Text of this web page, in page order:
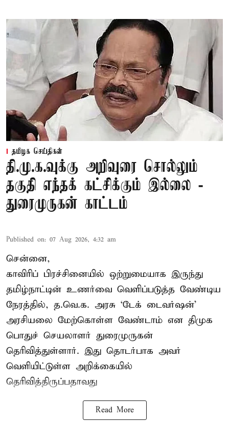
தமிழக செய்திகள்
தி.மு.க.வுக்கு அறிவுரை சொல்லும்
தகுதி எந்தக் கட்சிக்கும் இல்லை -
துரைமுருகன் காட்டம்
Published on: 07 Aug 2026, 4:32 am
சென்னை,
காவிரிப் பிரச்சினையில் ஒற்றுமையாக இருந்து
தமிழ்நாட்டின் உணர்வை வெளிப்படுத்த வேண்டிய
நேரத்தில், த.வெ.க. அரசு ‘டேக் டைவர்ஷன்’
அரசியலை மேற்கொள்ள வேண்டாம் என திமுக
பொதுச் செயலாளர் துரைமுருகன்
தெரிவித்துள்ளார். இது தொடர்பாக அவர்
வெளியிட்டுள்ள அறிக்கையில்
தெரிவித்திருப்பதாவது
Read More